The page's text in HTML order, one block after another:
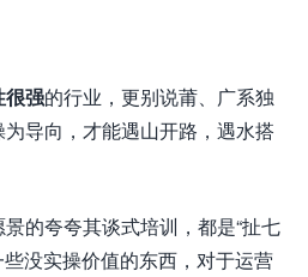
很强的行业，更别说莆、广系独
导向，才能遇山开路，遇水搭
的夸夸其谈式培训，都是“扯七
些没实操价值的东西，对于运营